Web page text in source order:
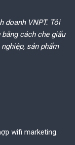
doanh VNPT. Tôi
cách che giấu
sản phẩm
wifi marketing.